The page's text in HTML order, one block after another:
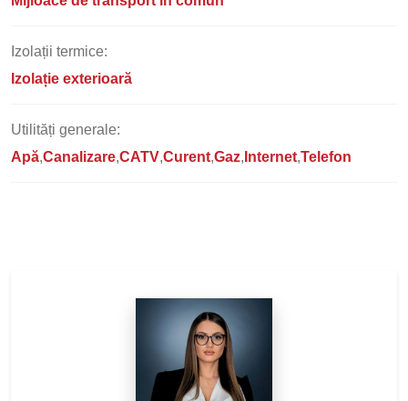
Izolații termice:
Izolație exterioară
Utilități generale:
Apă Canalizare CATV Curent Gaz Internet Telefon